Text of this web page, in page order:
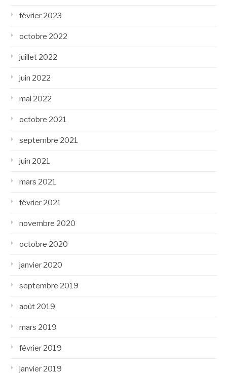
février 2023
octobre 2022
juillet 2022
juin 2022
mai 2022
octobre 2021
septembre 2021
juin 2021
mars 2021
février 2021
novembre 2020
octobre 2020
janvier 2020
septembre 2019
août 2019
mars 2019
février 2019
janvier 2019